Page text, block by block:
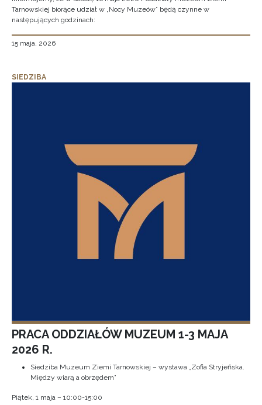
Tarnowskiej biorące udział w „Nocy Muzeów” będą czynne w
następujących godzinach:
15 maja, 2026
SIEDZIBA
PRACA ODDZIAŁÓW MUZEUM 1-3 MAJA
2026 R.
Siedziba Muzeum Ziemi Tarnowskiej – wystawa „Zofia Stryjeńska.
Między wiarą a obrzędem”
Piątek, 1 maja – 10:00-15:00